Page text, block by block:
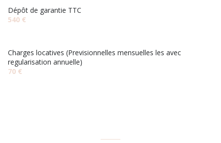
Dépôt de garantie TTC
540 €
Charges locatives (Previsionnelles mensuelles les avec
regularisation annuelle)
70 €